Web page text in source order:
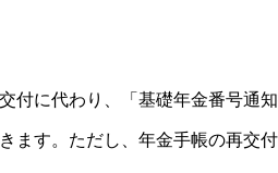
に代わり、「基礎年金番号通
す。ただし、年金手帳の再交